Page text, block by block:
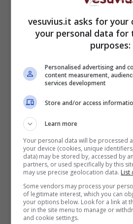
dei musei più famosi al
vanta un discreto numero di
teoricamente dovrebbe
sorvegliato. Ed invece ti
indifferenti (per non dire
Questo è quello che è
olandese che si stava
museo. A pagare dazio è
aggredita alle spalle ed alla
sottratta una catenina d’oro.
catenina d’oro c’è gente che
galera, disposta ad infangare
nel mondo.Assurdo come
dovrebbe essere una
raddoppiata rispetto ad
un luogo di alta
vesuvius.it asks for your
your personal data for
purposes:
Personalised advertising and
content measurement,
services development
Store and/or access
Learn more
Your personal data will be processed
your device (cookies, unique
data) may be stored by, accessed by
partners, or used specifically by this
may use precise geolocation data. List
Some vendors may process your
of legitimate interest, which you can
your options below. Look for a link at
or in the site menu to manage or
and cookie settings.